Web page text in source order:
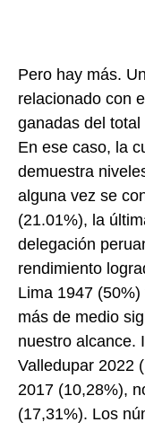
Pero hay más.
relacionado con
ganadas del
En ese caso, la
demuestra
alguna vez se
(21.01%), la
delegación
rendimiento
Lima 1947
más de medio
nuestro alcance.
Valledupar 2022
2017 (10,28%),
(17,31%). Los